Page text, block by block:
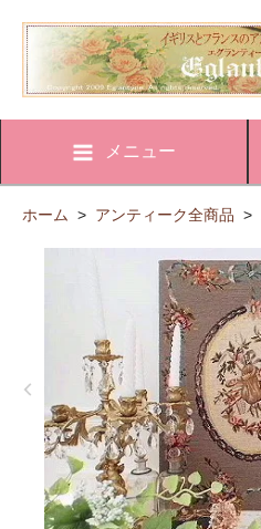
メニュー
ホーム > アンティーク全商品 >